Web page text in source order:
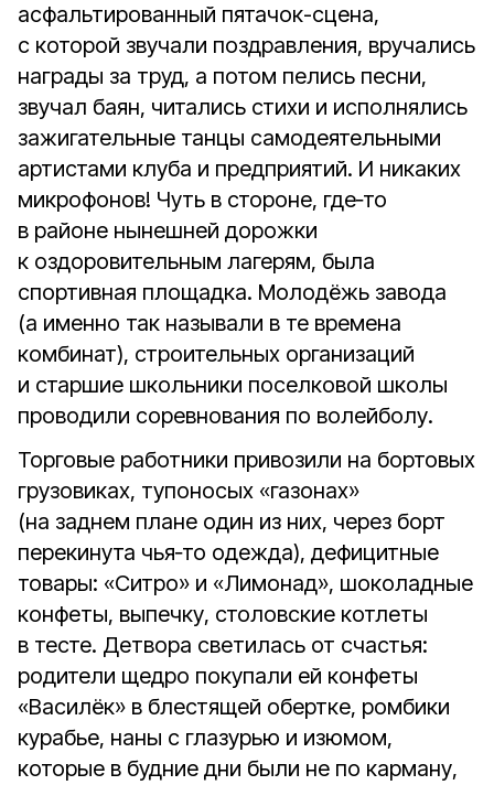
асфальтированный пятачок-сцена,
с которой звучали поздравления, вручались
награды за труд, а потом пелись песни,
звучал баян, читались стихи и исполнялись
зажигательные танцы самодеятельными
артистами клуба и предприятий. И никаких
микрофонов! Чуть в стороне, где‑то
в районе нынешней дорожки
к оздоровительным лагерям, была
спортивная площадка. Молодёжь завода
(а именно так называли в те времена
комбинат), строительных организаций
и старшие школьники поселковой школы
проводили соревнования по волейболу.
Торговые работники привозили на бортовых
грузовиках, тупоносых «газонах»
(на заднем плане один из них, через борт
перекинута чья‑то одежда), дефицитные
товары: «Ситро» и «Лимонад», шоколадные
конфеты, выпечку, столовские котлеты
в тесте. Детвора светилась от счастья:
родители щедро покупали ей конфеты
«Василёк» в блестящей обертке, ромбики
курабье, наны с глазурью и изюмом,
которые в будние дни были не по карману,